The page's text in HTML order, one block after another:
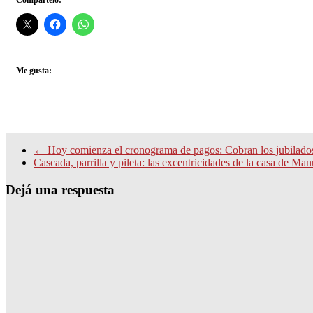
Me gusta:
← Hoy comienza el cronograma de pagos: Cobran los
Cascada, parrilla y pileta: las excentricidades de la casa de
Dejá una respuesta